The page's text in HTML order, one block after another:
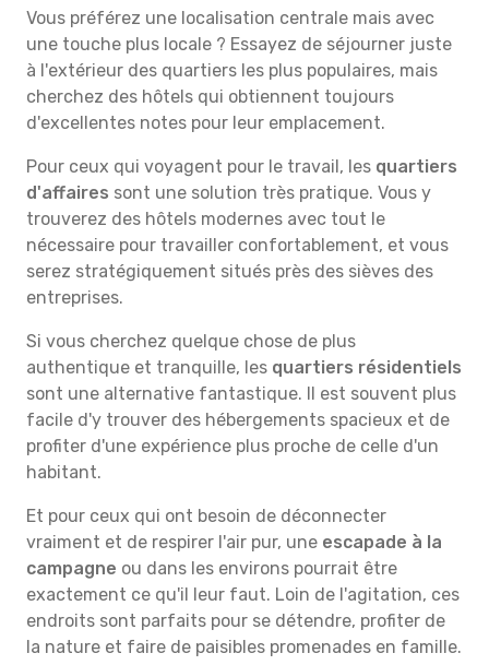
Vous préférez une localisation centrale mais avec
une touche plus locale ? Essayez de séjourner juste
à l'extérieur des quartiers les plus populaires, mais
cherchez des hôtels qui obtiennent toujours
d'excellentes notes pour leur emplacement.
Pour ceux qui voyagent pour le travail, les quartiers
d'affaires sont une solution très pratique. Vous y
trouverez des hôtels modernes avec tout le
nécessaire pour travailler confortablement, et vous
serez stratégiquement situés près des sièves des
entreprises.
Si vous cherchez quelque chose de plus
authentique et tranquille, les quartiers résidentiels
sont une alternative fantastique. Il est souvent plus
facile d'y trouver des hébergements spacieux et de
profiter d'une expérience plus proche de celle d'un
habitant.
Et pour ceux qui ont besoin de déconnecter
vraiment et de respirer l'air pur, une escapade à la
campagne ou dans les environs pourrait être
exactement ce qu'il leur faut. Loin de l'agitation, ces
endroits sont parfaits pour se détendre, profiter de
la nature et faire de paisibles promenades en famille.